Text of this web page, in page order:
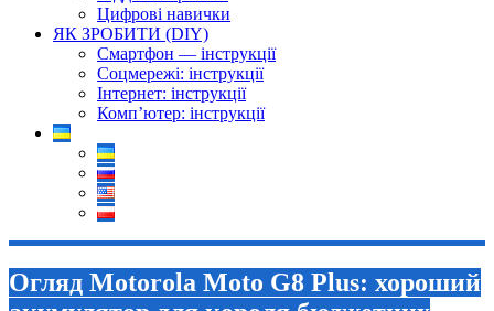
Цифрові навички
ЯК ЗРОБИТИ (DIY)
Смартфон — інструкції
Соцмережі: інструкції
Інтернет: інструкції
Комп’ютер: інструкції
Огляд Motorola Moto G8 Plus: хороший